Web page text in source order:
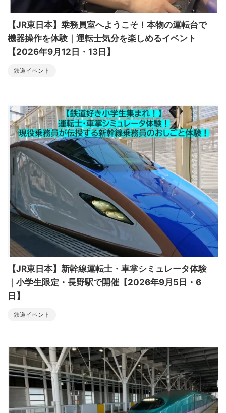
【JR東日本】乗務員室へようこそ！本物の運転台で
機器操作を体験｜運転士気分を楽しめるイベント
【2026年9月12日・13日】
鉄道イベント
【JR東日本】新幹線運転士・車掌シミュレータ体験
｜小学生限定・長野駅で開催【2026年9月5日・6
日】
鉄道イベント